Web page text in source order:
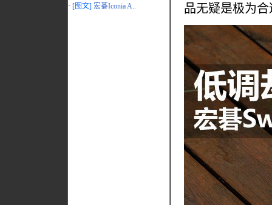
· [图文] 宏碁Iconia A..
品无疑是极为